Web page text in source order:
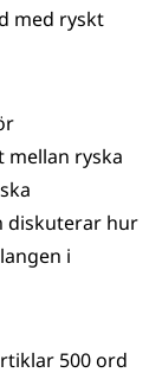
med ryskt
mellan ryska
diskuterar hur
i
500 ord